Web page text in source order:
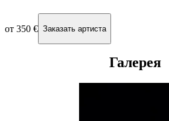
от 350 € Заказать артиста
Галерея